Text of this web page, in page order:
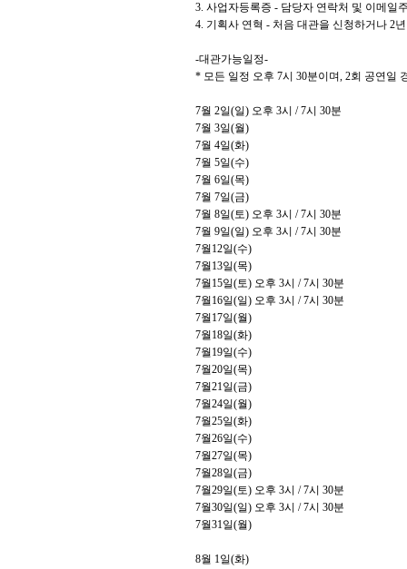
3. 사업자등록증 - 담당자 연락처 및 이메일
4. 기획사 연혁 - 처음 대관을 신청하거나 2
-대관가능일정-
* 모든 일정 오후 7시 30분이며, 2회 공연일
7월 2일(일) 오후 3시 / 7시 30분
7월 3일(월)
7월 4일(화)
7월 5일(수)
7월 6일(목)
7월 7일(금)
7월 8일(토) 오후 3시 / 7시 30분
7월 9일(일) 오후 3시 / 7시 30분
7월 12일(수)
7월 13일(목)
7월 15일(토) 오후 3시 / 7시 30분
7월 16일(일) 오후 3시 / 7시 30분
7월 17일(월)
7월 18일(화)
7월 19일(수)
7월20일(목)
7월21일(금)
7월24일(월)
7월25일(화)
7월26일(수)
7월27일(목)
7월28일(금)
7월29일(토) 오후 3시 / 7시 30분
7월30일(일) 오후 3시 / 7시 30분
7월31일(월)
8월 1일(화)